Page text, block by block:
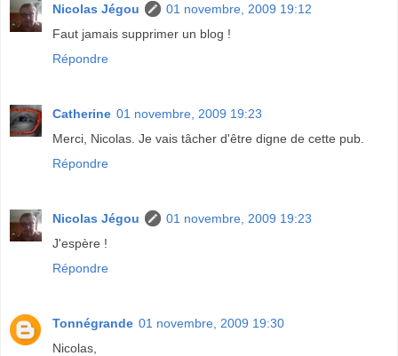
Nicolas Jégou
01 novembre, 2009 19:12
Faut jamais supprimer un blog !
Répondre
Catherine 01 novembre, 2009 19:23
Merci, Nicolas. Je vais tâcher d'être digne de cette pub.
Répondre
Nicolas Jégou
01 novembre, 2009 19:23
J'espère !
Répondre
Tonnégrande 01 novembre, 2009 19:30
Nicolas,